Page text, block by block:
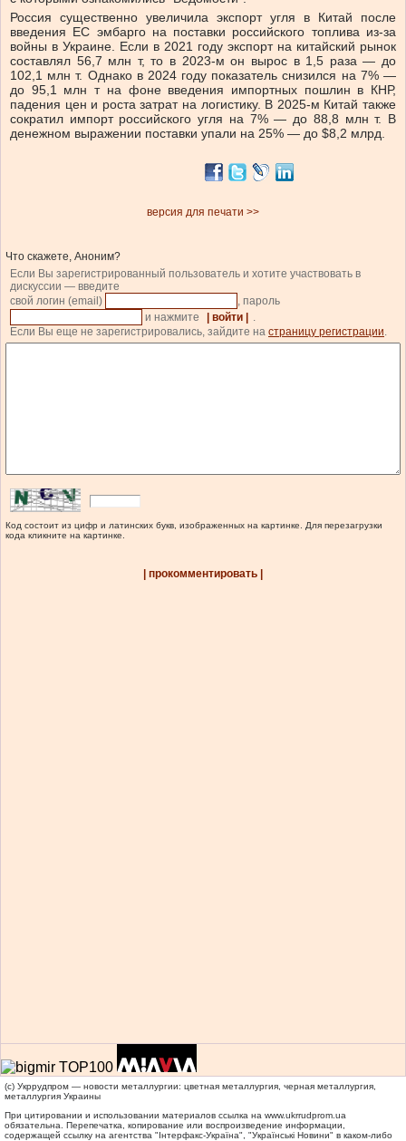
Россия существенно увеличила экспорт угля в Китай после
введения ЕС эмбарго на поставки российского топлива из-за
войны в Украине. Если в 2021 году экспорт на китайский рынок
составлял 56,7 млн т, то в 2023-м он вырос в 1,5 раза — до
102,1 млн т. Однако в 2024 году показатель снизился на 7% —
до 95,1 млн т на фоне введения импортных пошлин в КНР,
падения цен и роста затрат на логистику. В 2025-м Китай также
сократил импорт российского угля на 7% — до 88,8 млн т. В
денежном выражении поставки упали на 25% — до $8,2 млрд.
версия для печати >>
Что скажете, Аноним?
Если Вы зарегистрированный пользователь и хотите участвовать в
дискуссии — введите
свой логин (email)
, пароль
и нажмите
| войти |
.
Если Вы еще не зарегистрировались, зайдите на страницу регистрации.
Код состоит из цифр и латинских букв, изображенных на картинке. Для перезагрузки
кода кликните на картинке.
| прокомментировать |
(c) Укррудпром — новости металлургии: цветная металлургия, черная металлургия,
металлургия Украины
При цитировании и использовании материалов ссылка на www.ukrrudprom.ua
обязательна. Перепечатка, копирование или воспроизведение информации,
содержащей ссылку на агентства "Iнтерфакс-Україна", "Українськi Новини" в каком-либо